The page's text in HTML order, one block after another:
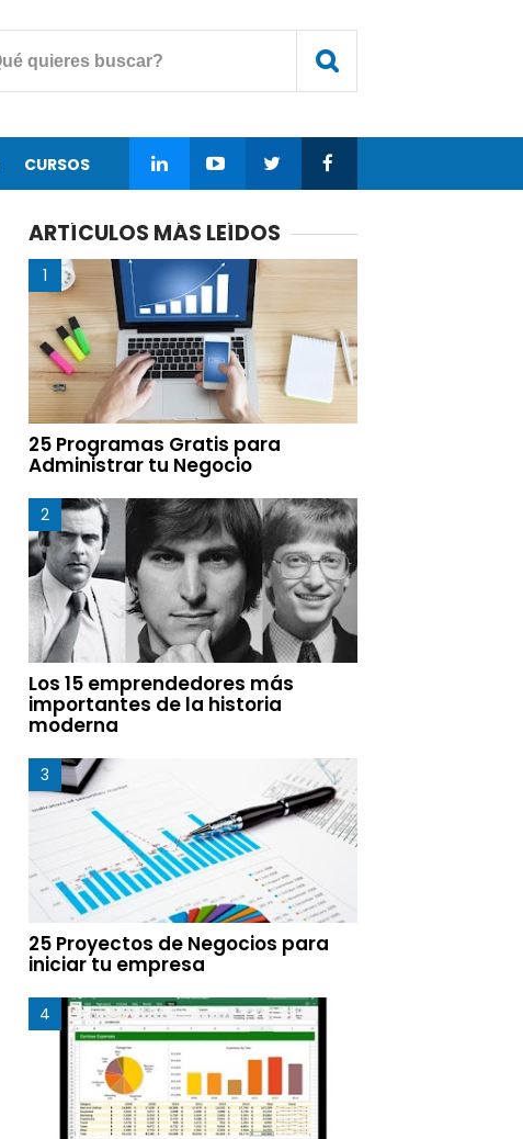
CURSOS
ARTÍCULOS MÁS LEÍDOS
25 Programas Gratis para
Administrar tu Negocio
Los 15 emprendedores más
importantes de la historia
moderna
25 Proyectos de Negocios para
iniciar tu empresa